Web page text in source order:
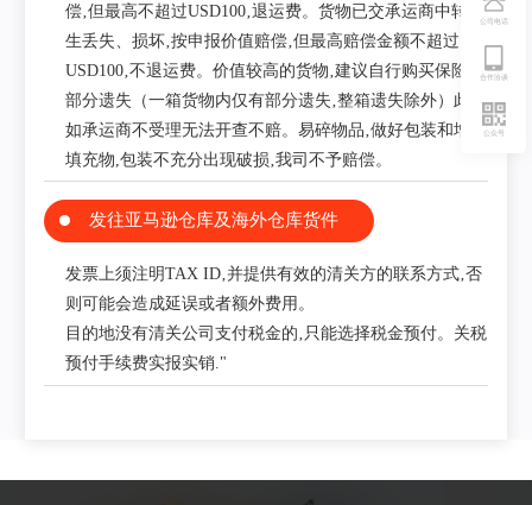
公司电话
合作洽谈
公众号
偿‚但最高不超过USD100‚退运费。货物已交承运商中转发
生丢失、损坏‚按申报价值赔偿‚但最高赔偿金额不超过
USD100‚不退运费。价值较高的货物‚建议自行购买保险。
部分遗失（一箱货物内仅有部分遗失‚整箱遗失除外）此类
如承运商不受理无法开查不赔。易碎物品‚做好包装和增加
填充物,包装不充分出现破损‚我司不予赔偿。
发往亚马逊仓库及海外仓库货件
发票上须注明TAX ID‚并提供有效的清关方的联系方式‚否
则可能会造成延误或者额外费用。
目的地没有清关公司支付税金的‚只能选择税金预付。关税
预付手续费实报实销."